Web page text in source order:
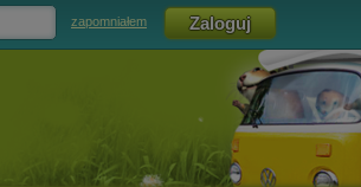
zapomniałem